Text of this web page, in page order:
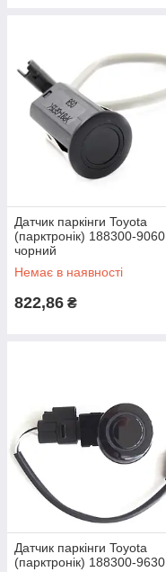
Датчик паркінги Toyota
(парктронік) 188300-9060
чорний
Немає в наявності
822,86 ₴
Датчик паркінги Toyota
(парктронік) 188300-9630